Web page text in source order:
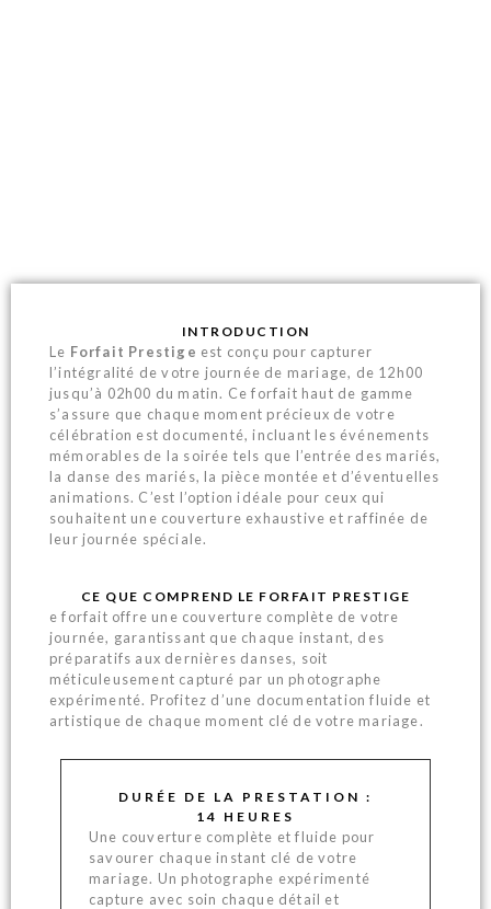
INTRODUCTION
Le Forfait Prestige est conçu pour capturer
l’intégralité de votre journée de mariage, de 12h00
jusqu’à 02h00 du matin. Ce forfait haut de gamme
s’assure que chaque moment précieux de votre
célébration est documenté, incluant les événements
mémorables de la soirée tels que l’entrée des mariés,
la danse des mariés, la pièce montée et d’éventuelles
animations. C’est l’option idéale pour ceux qui
souhaitent une couverture exhaustive et raffinée de
leur journée spéciale.
CE QUE COMPREND LE FORFAIT PRESTIGE
e forfait offre une couverture complète de votre
journée, garantissant que chaque instant, des
préparatifs aux dernières danses, soit
méticuleusement capturé par un photographe
expérimenté. Profitez d’une documentation fluide et
artistique de chaque moment clé de votre mariage.
DURÉE DE LA PRESTATION :
14 HEURES
Une couverture complète et fluide pour
savourer chaque instant clé de votre
mariage. Un photographe expérimenté
capture avec soin chaque détail et